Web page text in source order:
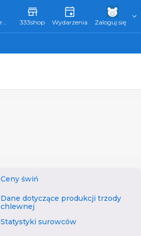
Katalog firm 333 333shop Wydarzenia Zaloguj się
Ceny świń
Dane dotyczące produkcji trzody
chlewnej
Statystyki surowców